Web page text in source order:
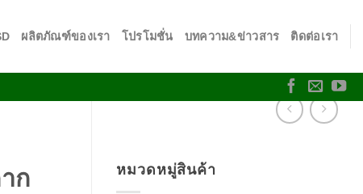
ผลิตภัณฑ์ของเรา โปรโมชั่น บทความ&ข่าวสาร ติดต่อเรา
หมวดหมู่สินค้า
ก